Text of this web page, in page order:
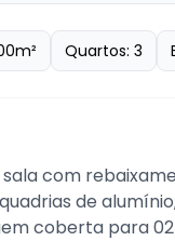
m² Quartos: 3
com
de
coberta para